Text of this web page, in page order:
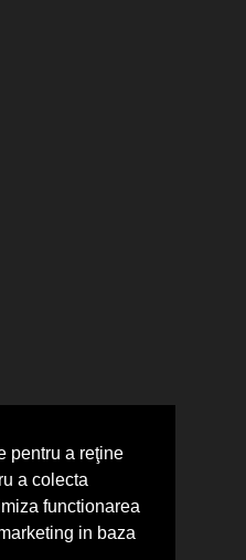
pentru a reţine
a colecta
functionarea
in baza